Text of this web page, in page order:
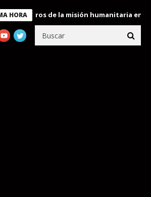
HORA de la misión humanitaria enviada